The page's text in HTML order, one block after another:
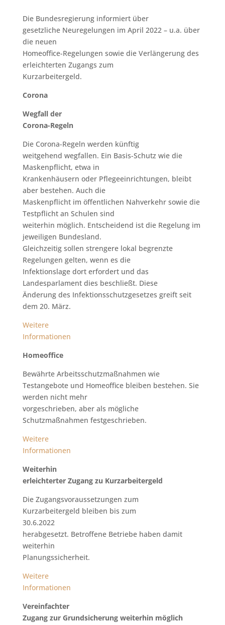
Die Bundesregierung informiert über
gesetzliche Neuregelungen im April 2022 – u.a. über
die neuen
Homeoffice-Regelungen sowie die Verlängerung des
erleichterten Zugangs zum
Kurzarbeitergeld.
Corona
Wegfall der
Corona-Regeln
Die Corona-Regeln werden künftig
weitgehend wegfallen. Ein Basis-Schutz wie die
Maskenpflicht, etwa in
Krankenhäusern oder Pflegeeinrichtungen, bleibt
aber bestehen. Auch die
Maskenpflicht im öffentlichen Nahverkehr sowie die
Testpflicht an Schulen sind
weiterhin möglich. Entscheidend ist die Regelung im
jeweiligen Bundesland.
Gleichzeitig sollen strengere lokal begrenzte
Regelungen gelten, wenn es die
Infektionslage dort erfordert und das
Landesparlament dies beschließt. Diese
Änderung des Infektionsschutzgesetzes greift seit
dem 20. März.
Weitere
Informationen
Homeoffice
Bewährte Arbeitsschutzmaßnahmen wie
Testangebote und Homeoffice bleiben bestehen. Sie
werden nicht mehr
vorgeschrieben, aber als mögliche
Schutzmaßnahmen festgeschrieben.
Weitere
Informationen
Weiterhin
erleichterter Zugang zu Kurzarbeitergeld
Die Zugangsvoraussetzungen zum
Kurzarbeitergeld bleiben bis zum
30.6.2022
herabgesetzt. Betroffene Betriebe haben damit
weiterhin
Planungssicherheit.
Weitere
Informationen
Vereinfachter
Zugang zur Grundsicherung weiterhin möglich